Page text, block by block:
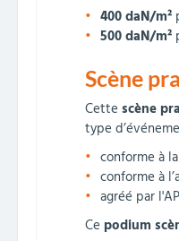
400 daN/m²
500 daN/m²
Scène
Cette scène
type
conforme à
conforme à
agréé par
Ce podium